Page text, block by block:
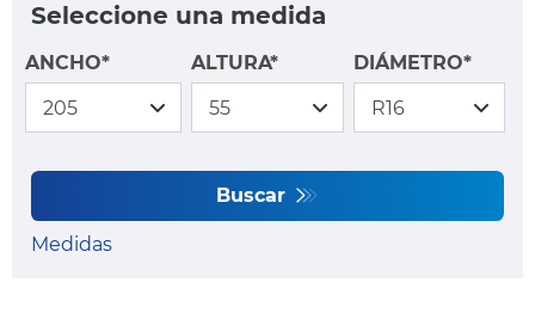
Seleccione una medida
ANCHO* ALTURA* DIÁMETRO*
Buscar
Medidas